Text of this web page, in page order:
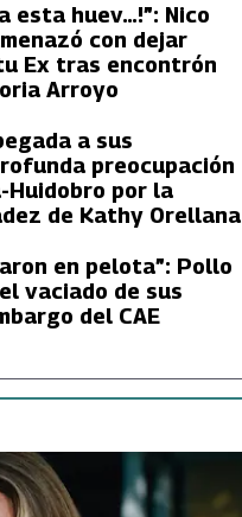
esta huev…!”: Nico
con dejar
Ex tras encontrón
Arroyo
a sus
preocupación
Huidobro por la
de Kathy Orellana
en pelota”: Pollo
vaciado de sus
del CAE